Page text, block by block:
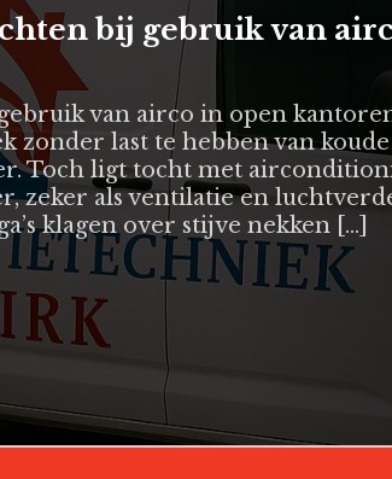
bij gebruik van
van airco in open
zonder last te hebben van koude
Toch ligt tocht met
zeker als ventilatie en
klagen over stijve nekken […]